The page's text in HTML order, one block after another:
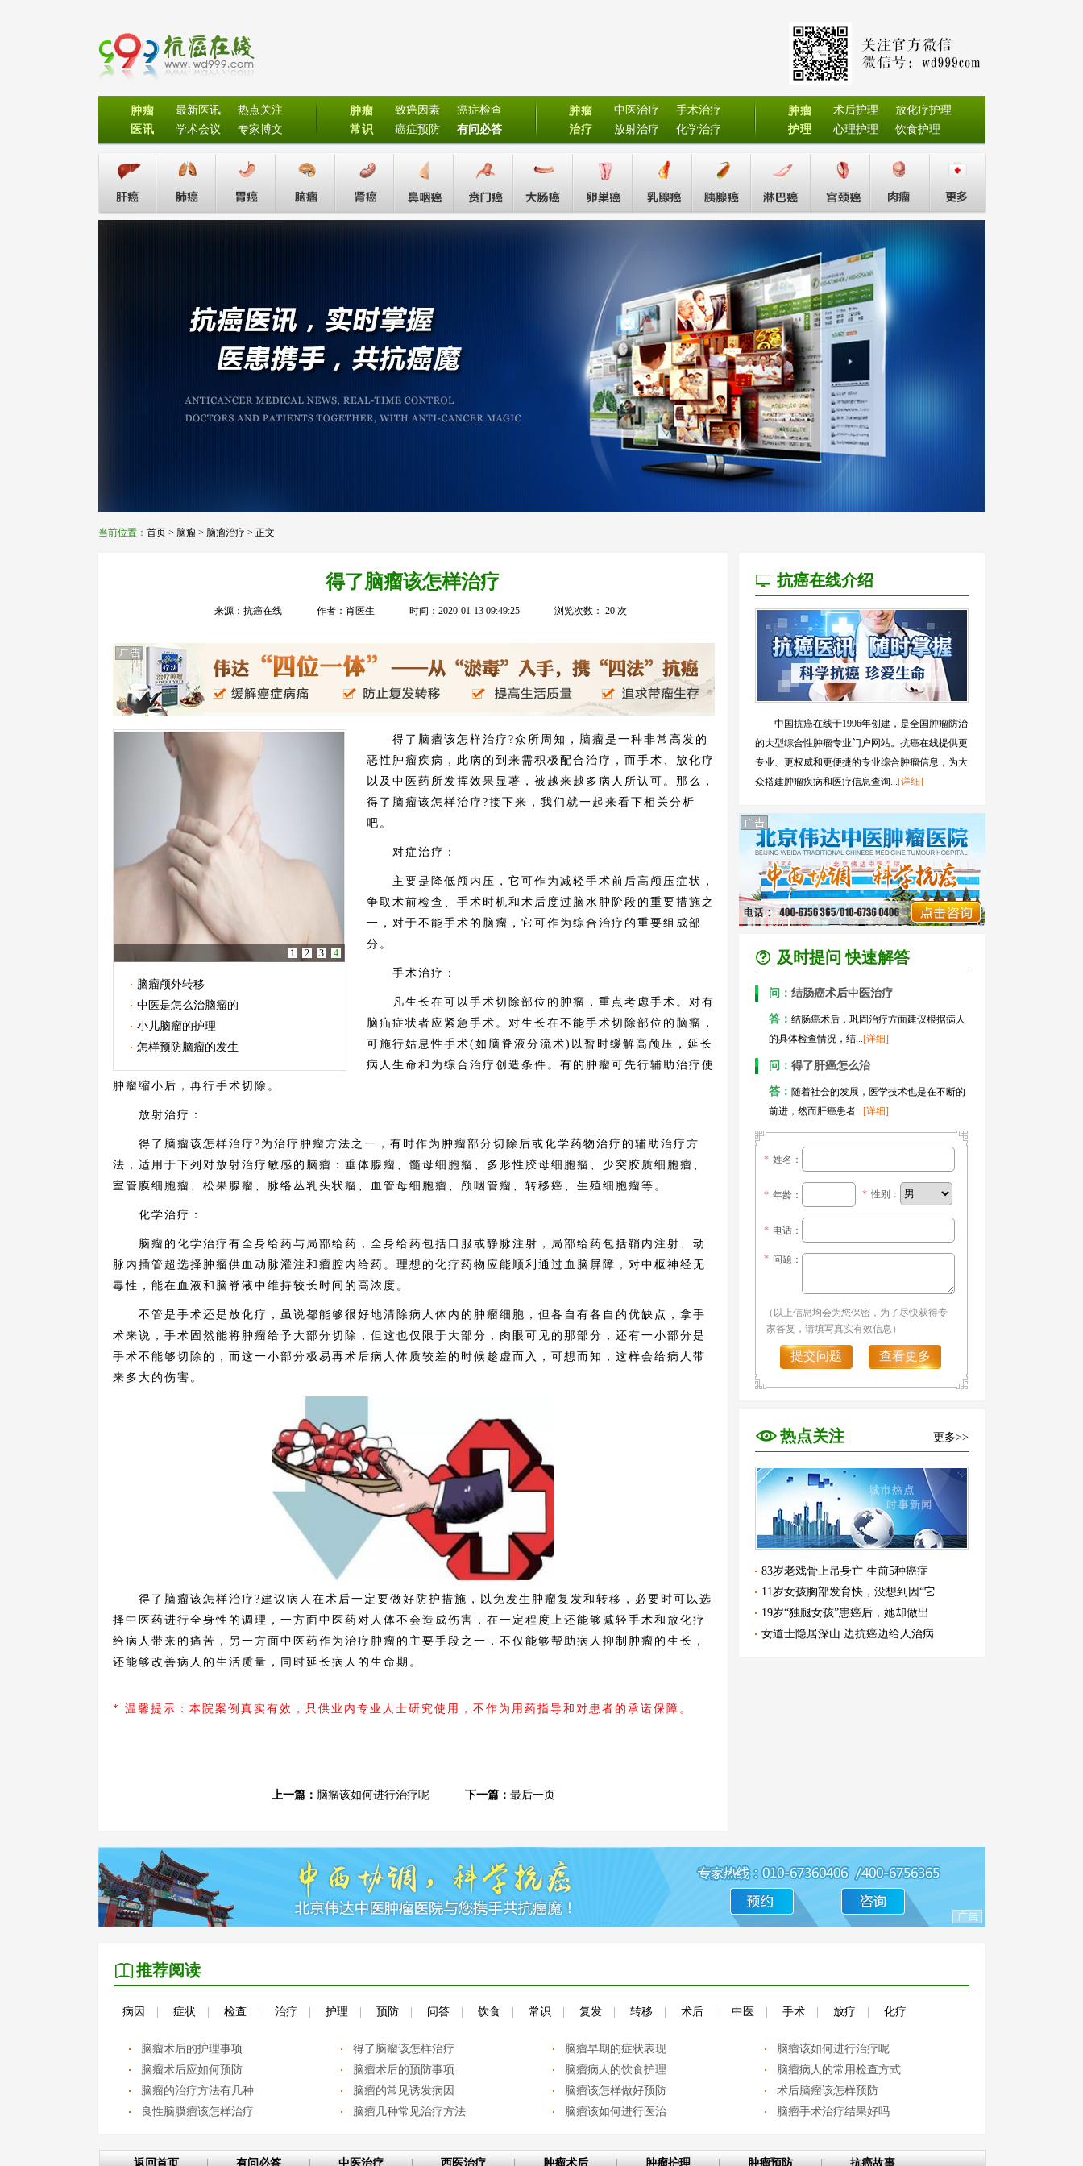
肿瘤
医讯
最新医讯
热点关注
学术会议
专家博文
肿瘤
常识
致癌因素
癌症检查
癌症预防
有问必答
肿瘤
治疗
中医治疗
手术治疗
放射治疗
化学治疗
肿瘤
护理
术后护理
放化疗护理
心理护理
饮食护理
当前位置： 首页> 脑瘤> 脑瘤治疗 > 正文
得了脑瘤该怎样治疗
来源：抗癌在线 作者：肖医生 时间：2020-01-13 09:49:25 浏览次数： 20 次
1 2 3 4
脑瘤颅外转移
中医是怎么治脑瘤的
小儿脑瘤的护理
怎样预防脑瘤的发生
得了脑瘤该怎样治疗?众所周知，脑瘤是一种非常高发的
恶性肿瘤疾病，此病的到来需积极配合治疗，而手术、放化疗
以及中医药所发挥效果显著，被越来越多病人所认可。那么，
得了脑瘤该怎样治疗?接下来，我们就一起来看下相关分析
吧。
对症治疗：
主要是降低颅内压，它可作为减轻手术前后高颅压症状，
争取术前检查、手术时机和术后度过脑水肿阶段的重要措施之
一，对于不能手术的脑瘤，它可作为综合治疗的重要组成部
分。
手术治疗：
凡生长在可以手术切除部位的肿瘤，重点考虑手术。对有
脑疝症状者应紧急手术。对生长在不能手术切除部位的脑瘤，
可施行姑息性手术(如脑脊液分流术)以暂时缓解高颅压，延长
病人生命和为综合治疗创造条件。有的肿瘤可先行辅助治疗使
肿瘤缩小后，再行手术切除。
放射治疗：
得了脑瘤该怎样治疗?为治疗肿瘤方法之一，有时作为肿瘤部分切除后或化学药物治疗的辅助治疗方
法，适用于下列对放射治疗敏感的脑瘤：垂体腺瘤、髓母细胞瘤、多形性胶母细胞瘤、少突胶质细胞瘤、
室管膜细胞瘤、松果腺瘤、脉络丛乳头状瘤、血管母细胞瘤、颅咽管瘤、转移癌、生殖细胞瘤等。
化学治疗：
脑瘤的化学治疗有全身给药与局部给药，全身给药包括口服或静脉注射，局部给药包括鞘内注射、动
脉内插管超选择肿瘤供血动脉灌注和瘤腔内给药。理想的化疗药物应能顺利通过血脑屏障，对中枢神经无
毒性，能在血液和脑脊液中维持较长时间的高浓度。
不管是手术还是放化疗，虽说都能够很好地清除病人体内的肿瘤细胞，但各自有各自的优缺点，拿手
术来说，手术固然能将肿瘤给予大部分切除，但这也仅限于大部分，肉眼可见的那部分，还有一小部分是
手术不能够切除的，而这一小部分极易再术后病人体质较差的时候趁虚而入，可想而知，这样会给病人带
来多大的伤害。
得了脑瘤该怎样治疗?建议病人在术后一定要做好防护措施，以免发生肿瘤复发和转移，必要时可以选
择中医药进行全身性的调理，一方面中医药对人体不会造成伤害，在一定程度上还能够减轻手术和放化疗
给病人带来的痛苦，另一方面中医药作为治疗肿瘤的主要手段之一，不仅能够帮助病人抑制肿瘤的生长，
还能够改善病人的生活质量，同时延长病人的生命期。
* 温馨提示：本院案例真实有效，只供业内专业人士研究使用，不作为用药指导和对患者的承诺保障。
上一篇： 脑瘤该如何进行治疗呢 下一篇： 最后一页
抗癌在线介绍
中国抗癌在线于1996年创建，是全国肿瘤防治
的大型综合性肿瘤专业门户网站。抗癌在线提供更
专业、更权威和更便捷的专业综合肿瘤信息，为大
众搭建肿瘤疾病和医疗信息查询...[详细]
及时提问 快速解答
问： 结肠癌术后中医治疗
答： 结肠癌术后，巩固治疗方面建议根据病人
的具体检查情况，结...[详细]
问： 得了肝癌怎么治
答： 随着社会的发展，医学技术也是在不断的
前进，然而肝癌患者...[详细]
* 姓名：
* 年龄： * 性别：
* 电话：
* 问题：
（以上信息均会为您保密，为了尽快获得专
家答复，请填写真实有效信息）
提交问题 查看更多
热点关注 更多>>
83岁老戏骨上吊身亡 生前5种癌症
11岁女孩胸部发育快，没想到因“它
19岁“独腿女孩”患癌后，她却做出
女道士隐居深山 边抗癌边给人治病
推荐阅读
病因 症状 检查 治疗 护理 预防 问答 饮食 常识 复发 转移 术后 中医 手术 放疗 化疗
脑瘤术后的护理事项 得了脑瘤该怎样治疗 脑瘤早期的症状表现
脑瘤该如何进行治疗呢
脑瘤术后应如何预防
脑瘤术后的预防事项 脑瘤病人的饮食护理
脑瘤病人的常用检查方式
脑瘤的治疗方法有几种
脑瘤的常见诱发病因 脑瘤该怎样做好预防
术后脑瘤该怎样预防
良性脑膜瘤该怎样治疗
脑瘤几种常见治疗方法 脑瘤该如何进行医治 脑瘤手术治疗结果好吗
返回首页 有问必答 中医治疗 西医治疗 肿瘤术后 肿瘤护理 肿瘤预防 抗癌故事